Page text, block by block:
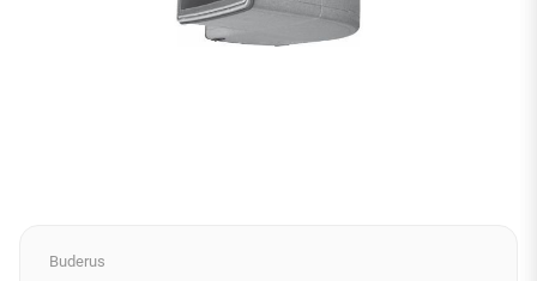
Buderus